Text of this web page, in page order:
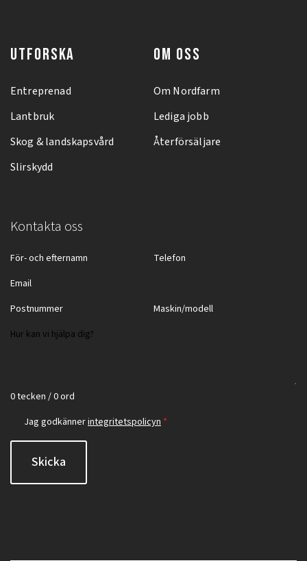
UTFORSKA
Entreprenad
Lantbruk
Skog & landskapsvård
Slirskydd
OM OSS
Om Nordfarm
Lediga jobb
Återförsäljare
Kontakta oss
0 tecken / 0 ord
Jag godkännerintegritetspolicyn *
Skicka